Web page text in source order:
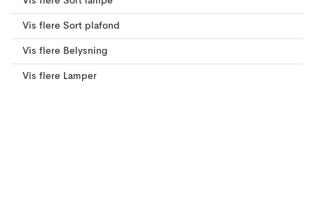
Vis flere Sort plafond
Vis flere Belysning
Vis flere Lamper